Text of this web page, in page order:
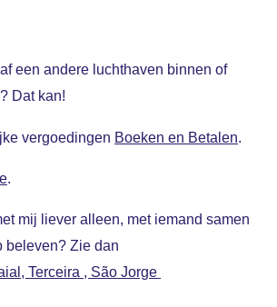
een andere luchthaven binnen of
Dat kan!
vergoedingen Boeken en Betalen
.
mij liever alleen, met iemand samen
groep beleven? Zie dan
Terceira , São Jorge